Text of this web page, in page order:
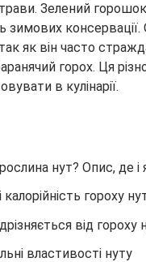
Зелений
зимових
як він часто
горох. Ця
в кулінарії.
нут? Опис, де і
калорійність гороху
від гороху
властивості нуту